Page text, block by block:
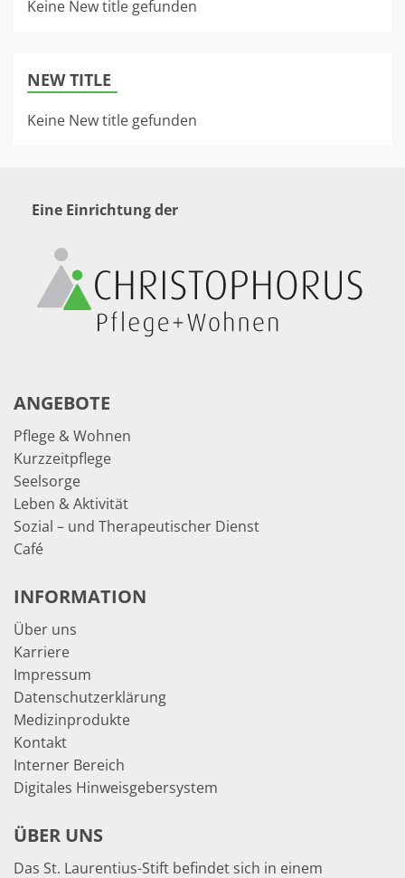
Keine New title gefunden
NEW TITLE
Keine New title gefunden
Eine Einrichtung der
ANGEBOTE
Pflege & Wohnen
Kurzzeitpflege
Seelsorge
Leben & Aktivität
Sozial – und Therapeutischer Dienst
Café
INFORMATION
Über uns
Karriere
Impressum
Datenschutzerklärung
Medizinprodukte
Kontakt
Interner Bereich
Digitales Hinweisgebersystem
ÜBER UNS
Das St. Laurentius-Stift befindet sich in einem